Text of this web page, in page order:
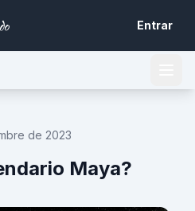
Entrar
de 2023
Maya?